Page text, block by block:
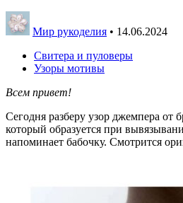
Мир рукоделия • 14.06.2024
Свитера и пуловеры
Узоры мотивы
Всем привет!
Сегодня разберу узор джемпера от
который образуется при
напоминает бабочку. Смотрится